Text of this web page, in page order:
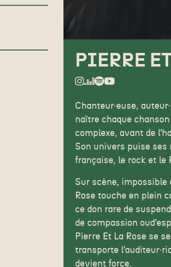
PIERRE
Chanteur·euse,
naître chaque chanson
complexe, avant de
Son univers puise
française, le rock et le
Sur scène, impossible
Rose touche en plein
ce don rare de
de compassion
Pierre Et La Rose se
transporte
devient force.